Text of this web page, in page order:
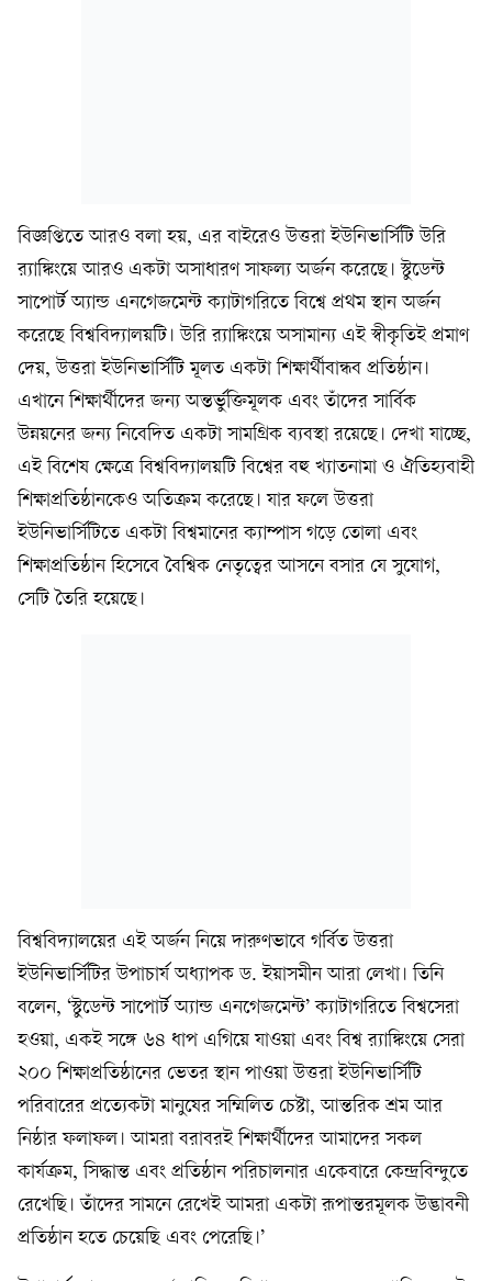
বিজ্ঞপ্তিতে আরও বলা হয়, এর বাইরেও উত্তরা ইউনিভার্সিটি উরি
র‍্যাঙ্কিংয়ে আরও একটা অসাধারণ সাফল্য অর্জন করেছে। স্টুডেন্ট
সাপোর্ট অ্যান্ড এনগেজমেন্ট ক্যাটাগরিতে বিশ্বে প্রথম স্থান অর্জন
করেছে বিশ্ববিদ্যালয়টি। উরি র‍্যাঙ্কিংয়ে অসামান্য এই স্বীকৃতিই প্রমাণ
দেয়, উত্তরা ইউনিভার্সিটি মূলত একটা শিক্ষার্থীবান্ধব প্রতিষ্ঠান।
এখানে শিক্ষার্থীদের জন্য অন্তর্ভুক্তিমূলক এবং তাঁদের সার্বিক
উন্নয়নের জন্য নিবেদিত একটা সামগ্রিক ব্যবস্থা রয়েছে। দেখা যাচ্ছে,
এই বিশেষ ক্ষেত্রে বিশ্ববিদ্যালয়টি বিশ্বের বহু খ্যাতনামা ও ঐতিহ্যবাহী
শিক্ষাপ্রতিষ্ঠানকেও অতিক্রম করেছে। যার ফলে উত্তরা
ইউনিভার্সিটিতে একটা বিশ্বমানের ক্যাম্পাস গড়ে তোলা এবং
শিক্ষাপ্রতিষ্ঠান হিসেবে বৈশ্বিক নেতৃত্বের আসনে বসার যে সুযোগ,
সেটি তৈরি হয়েছে।
বিশ্ববিদ্যালয়ের এই অর্জন নিয়ে দারুণভাবে গর্বিত উত্তরা
ইউনিভার্সিটির উপাচার্য অধ্যাপক ড. ইয়াসমীন আরা লেখা। তিনি
বলেন, ‘স্টুডেন্ট সাপোর্ট অ্যান্ড এনগেজমেন্ট’ ক্যাটাগরিতে বিশ্বসেরা
হওয়া, একই সঙ্গে ৬৪ ধাপ এগিয়ে যাওয়া এবং বিশ্ব র‍্যাঙ্কিংয়ে সেরা
২০০ শিক্ষাপ্রতিষ্ঠানের ভেতর স্থান পাওয়া উত্তরা ইউনিভার্সিটি
পরিবারের প্রত্যেকটা মানুষের সম্মিলিত চেষ্টা, আন্তরিক শ্রম আর
নিষ্ঠার ফলাফল। আমরা বরাবরই শিক্ষার্থীদের আমাদের সকল
কার্যক্রম, সিদ্ধান্ত এবং প্রতিষ্ঠান পরিচালনার একেবারে কেন্দ্রবিন্দুতে
রেখেছি। তাঁদের সামনে রেখেই আমরা একটা রূপান্তরমূলক উদ্ভাবনী
প্রতিষ্ঠান হতে চেয়েছি এবং পেরেছি।’